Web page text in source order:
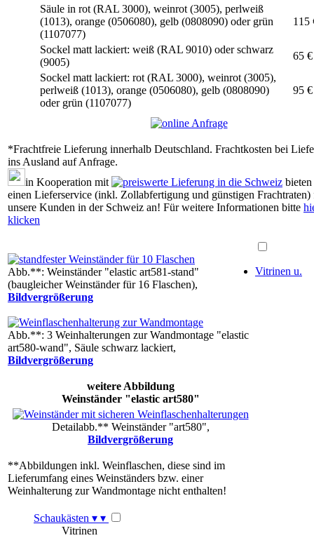
Säule in rot (RAL 3000), weinrot (3005), perlweiß
(1013), orange (0506080), gelb (0808090) oder grün
(1107077)
115
Sockel matt lackiert: weiß (RAL 9010) oder schwarz
(9005)
65 €
Sockel matt lackiert: rot (RAL 3000), weinrot (3005),
perlweiß (1013), orange (0506080), gelb (0808090)
oder grün (1107077)
95 €
*Frachtfreie Lieferung innerhalb Deutschland. Frachtkosten bei
ins Ausland auf Anfrage.
in Kooperation mit
einen Lieferservice (inkl. Zollabfertigung und günstigen Frachtraten)
unsere Kunden in der Schweiz an! Für weitere Informationen bitte
klicken
Abb.**: Weinständer "elastic art581-stand"
(baugleicher Weinständer für 16 Flaschen),
Bildvergrößerung
Abb.**: 3 Weinhalterungen zur Wandmontage "elastic
art580-wand", Säule schwarz lackiert,
Bildvergrößerung
weitere Abbildung
Weinständer "elastic art580"
Detailabb.** Weinständer "art580",
Bildvergrößerung
**Abbildungen inkl. Weinflaschen, diese sind im
Lieferumfang eines Weinständers bzw. einer
Weinhalterung zur Wandmontage nicht enthalten!
Vitrinen u.
Schaukästen ▾ ▾
Vitrinen